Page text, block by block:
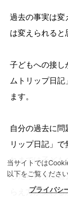
当サイトでは
以下をご覧ください
プライバシ
過去の事実は変
は変えられると
子どもへの接し
ムトリップ日
ます。
自分の過去に
リップ日記」
れまでは子ども
したら自分の過
らえ方が変わ